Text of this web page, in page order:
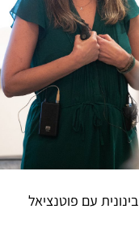
בינונית עם פוטנציאל